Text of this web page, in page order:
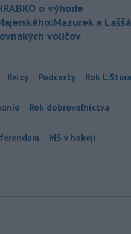
o výhode
a
voličov
Kvízy Podcasty Rok Ľ.Štúra
Rok dobrovoľníctva
MS v hokeji